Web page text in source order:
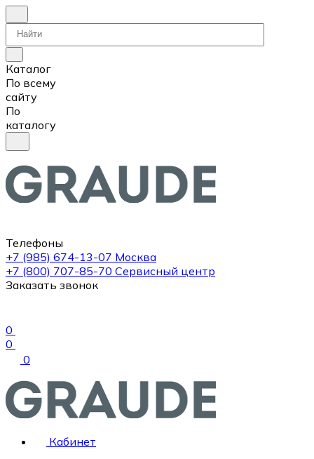
Каталог
По всему
сайту
По
каталогу
Телефоны
+7 (985) 674-13-07 Москва
+7 (800) 707-85-70 Сервисный центр
Заказать звонок
0
0
0
Кабинет